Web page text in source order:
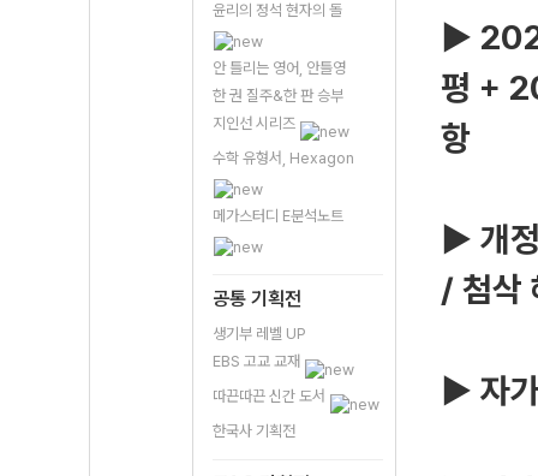
윤리의 정석 현자의 돌
안 틀리는 영어, 안틀영
한 권 질주&한 판 승부
지인선 시리즈
수학 유형서, Hexagon
메가스터디 E분석노트
공통 기획전
생기부 레벨 UP
EBS 고교 교재
따끈따끈 신간 도서
한국사 기획전
▶
평 +
항
▶ 개
/ 첨삭
▶ 자